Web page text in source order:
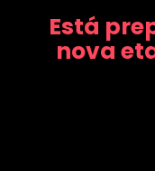
Está
nova